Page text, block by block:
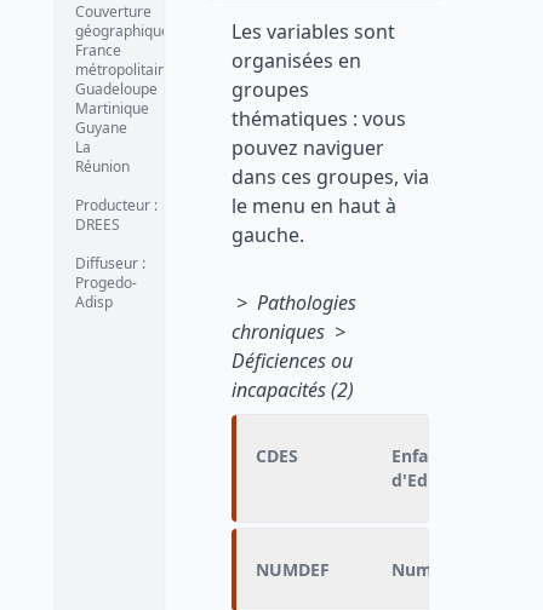
Couverture
géographique :
France
métropolitaine
Guadeloupe
Martinique
Guyane
La
Réunion
Producteur :
DREES
Diffuseur :
Progedo-
Adisp
Les variables sont
organisées en
groupes
thématiques : vous
pouvez naviguer
dans ces groupes, via
le menu en haut à
gauche.
> Pathologies
chroniques >
Déficiences ou
incapacités (2)
CDES
Enfant suivi en
d'Education
NUMDEF Numéro de la